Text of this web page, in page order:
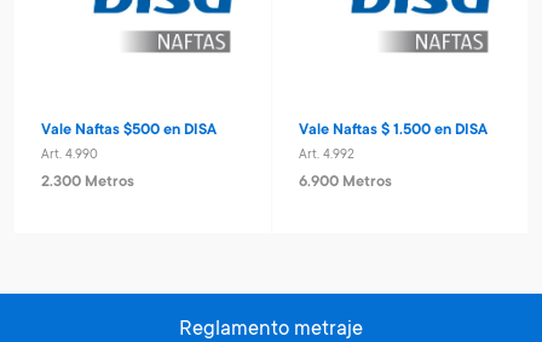
Vale Naftas $500 en DISA
Art. 4.990
2.300 Metros
Vale Naftas $ 1.500 en DISA
Art. 4.992
6.900 Metros
Reglamento metraje